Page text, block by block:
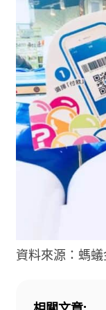
資料來源：螞